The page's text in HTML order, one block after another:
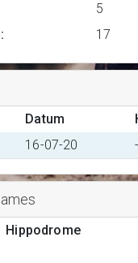
5
: 17
Datum
16-07-20 -
Hippodrome